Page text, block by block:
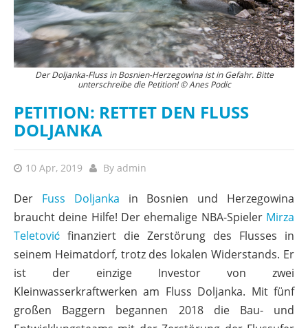
Der Doljanka-Fluss in Bosnien-Herzegowina ist in Gefahr. Bitte
unterschreibe die Petition! © Anes Podic
PETITION: RETTET DEN FLUSS
DOLJANKA
10 Apr, 2019 By admin
Der Fuss Doljanka in Bosnien und Herzegowina
braucht deine Hilfe! Der ehemalige NBA-Spieler Mirza
Teletović finanziert die Zerstörung des Flusses in
seinem Heimatdorf, trotz des lokalen Widerstands. Er
ist der einzige Investor von zwei
Kleinwasserkraftwerken am Fluss Doljanka. Mit fünf
großen Baggern begannen 2018 die Bau- und